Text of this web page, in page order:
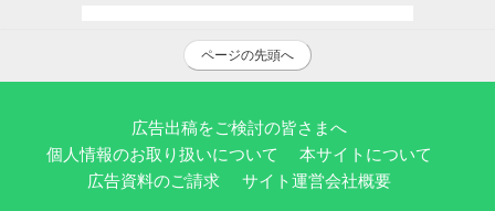
ページの先頭へ
広告出稿をご検討の皆さまへ
個人情報のお取り扱いについて
本サイトについて
広告資料のご請求
サイト運営会社概要